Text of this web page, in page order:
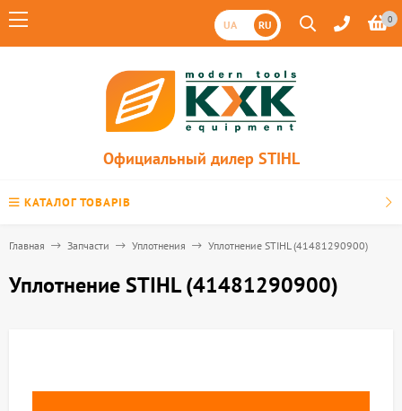
UA RU 0
Официальный дилер STIHL
КАТАЛОГ ТОВАРІВ
Главная Запчасти Уплотнения Уплотнение STIHL (41481290900)
Уплотнение STIHL (41481290900)